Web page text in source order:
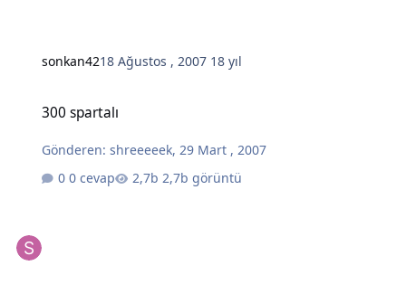
sonkan4218 Ağustos , 2007 18 yıl
300 spartalı
Gönderen:shreeeeek, 29 Mart , 2007
0 cevap
2,7b görüntü